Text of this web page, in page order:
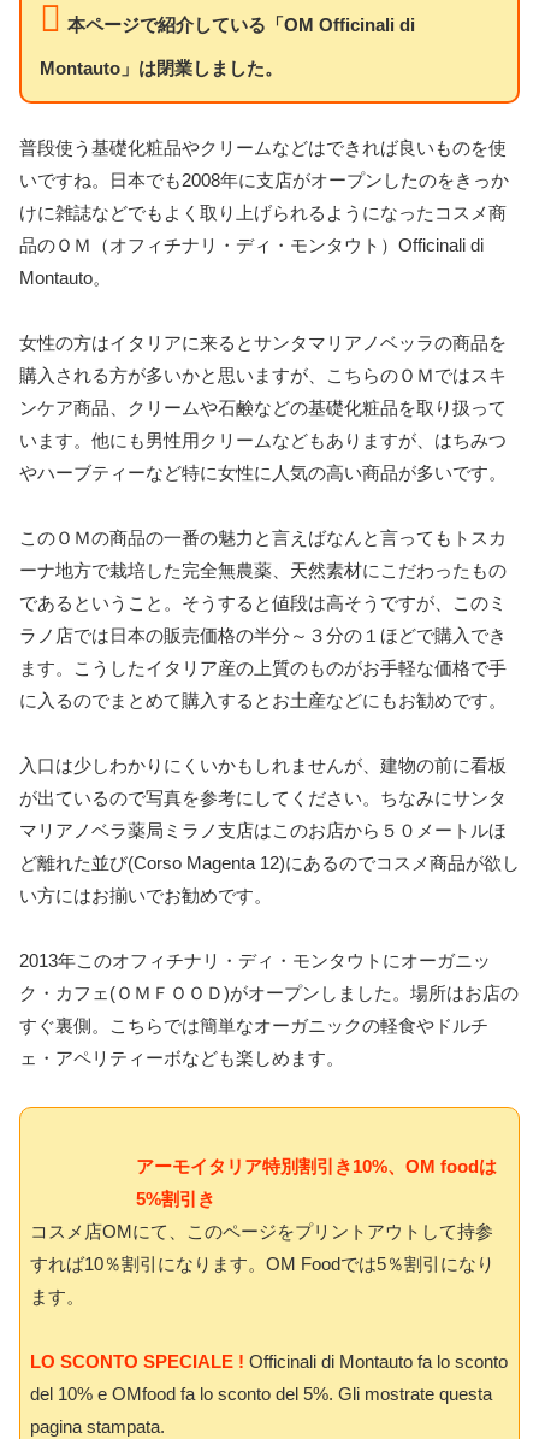
本ページで紹介している「OM Officinali di
Montauto」は閉業しました。
普段使う基礎化粧品やクリームなどはできれば良いものを使
いですね。日本でも2008年に支店がオープンしたのをきっか
けに雑誌などでもよく取り上げられるようになったコスメ商
品のＯＭ（オフィチナリ・ディ・モンタウト）Officinali di
Montauto。
女性の方はイタリアに来るとサンタマリアノベッラの商品を
購入される方が多いかと思いますが、こちらのＯＭではスキ
ンケア商品、クリームや石鹸などの基礎化粧品を取り扱って
います。他にも男性用クリームなどもありますが、はちみつ
やハーブティーなど特に女性に人気の高い商品が多いです。
このＯＭの商品の一番の魅力と言えばなんと言ってもトスカ
ーナ地方で栽培した完全無農薬、天然素材にこだわったもの
であるということ。そうすると値段は高そうですが、このミ
ラノ店では日本の販売価格の半分～３分の１ほどで購入でき
ます。こうしたイタリア産の上質のものがお手軽な価格で手
に入るのでまとめて購入するとお土産などにもお勧めです。
入口は少しわかりにくいかもしれませんが、建物の前に看板
が出ているので写真を参考にしてください。ちなみにサンタ
マリアノベラ薬局ミラノ支店はこのお店から５０メートルほ
ど離れた並び(Corso Magenta 12)にあるのでコスメ商品が欲し
い方にはお揃いでお勧めです。
2013年このオフィチナリ・ディ・モンタウトにオーガニッ
ク・カフェ(ＯＭＦＯＯＤ)がオープンしました。場所はお店の
すぐ裏側。こちらでは簡単なオーガニックの軽食やドルチ
ェ・アペリティーボなども楽しめます。
アーモイタリア特別割引き10%、OM foodは
5%割引き
コスメ店OMにて、このページをプリントアウトして持参
すれば10％割引になります。OM Foodでは5％割引になり
ます。
LO SCONTO SPECIALE ! Officinali di Montauto fa lo sconto
del 10% e OMfood fa lo sconto del 5%. Gli mostrate questa
pagina stampata.